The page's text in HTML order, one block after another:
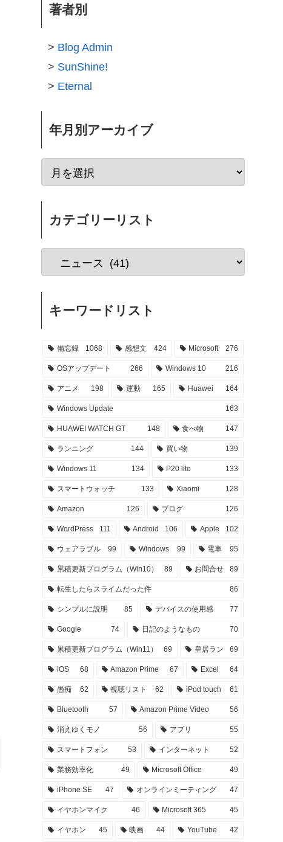
著者別
Blog Admin
SunShine!
Eternal
年月別アーカイブ
カテゴリーリスト
キーワードリスト
備忘録 1068 感想文 424 Microsoft 276
OSアップデート 266 Windows 10 216
アニメ 198 運動 165 Huawei 164
Windows Update 163
HUAWEI WATCH GT 148 食べ物 147
ランニング 144 買い物 139
Windows 11 134 P20 lite 133
スマートウォッチ 133 Xiaomi 128
Amazon 126 ブログ 126
WordPress 111 Android 106 Apple 102
ウェアラブル 99 Windows 99 電車 95
累積更新プログラム（Win10） 89 お問合せ 89
転生したらスライムだった件 86
シンプルに説明 85 デバイスの使用感 77
Google 74 日記のようなもの 70
累積更新プログラム（Win11） 69 皇居ラン 69
iOS 68 Amazon Prime 67 Excel 64
愚痴 62 視聴リスト 62 iPod touch 61
Bluetooth 57 Amazon Prime Video 56
消えゆくモノ 56 アプリ 55
スマートフォン 53 インターネット 52
業務効率化 49 Microsoft Office 49
iPhone SE 47 オンラインミーティング 47
イヤホンマイク 46 Microsoft 365 45
イヤホン 45 映画 44 YouTube 42